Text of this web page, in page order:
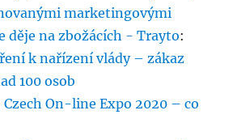
marketingovými
děje na zbožácích - Trayto:
k nařízení vlády – zákaz
100 osob
Czech On-line Expo 2020 – co